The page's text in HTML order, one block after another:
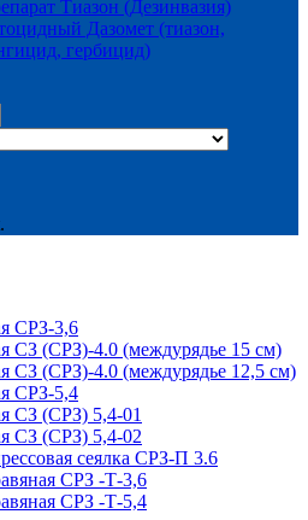
Тиазон (Дезинвазия)
Дазомет (тиазон,
гербицид)
СРЗ-3,6
СЗ (СРЗ)-4.0 (междурядье 15 см)
СЗ (СРЗ)-4.0 (междурядье 12,5 см)
СРЗ-5,4
СЗ (СРЗ) 5,4-01
СЗ (СРЗ) 5,4-02
сеялка СРЗ-П 3.6
СРЗ -Т-3,6
СРЗ -Т-5,4